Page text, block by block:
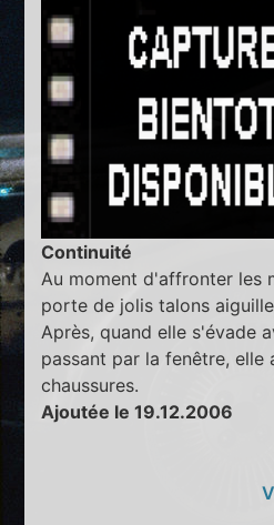
Continuité
Au moment d'affronter les
porte de jolis talons
Après, quand elle s'évade
passant par la fenêtre, elle
chaussures.
Ajoutée le 19.12.2006